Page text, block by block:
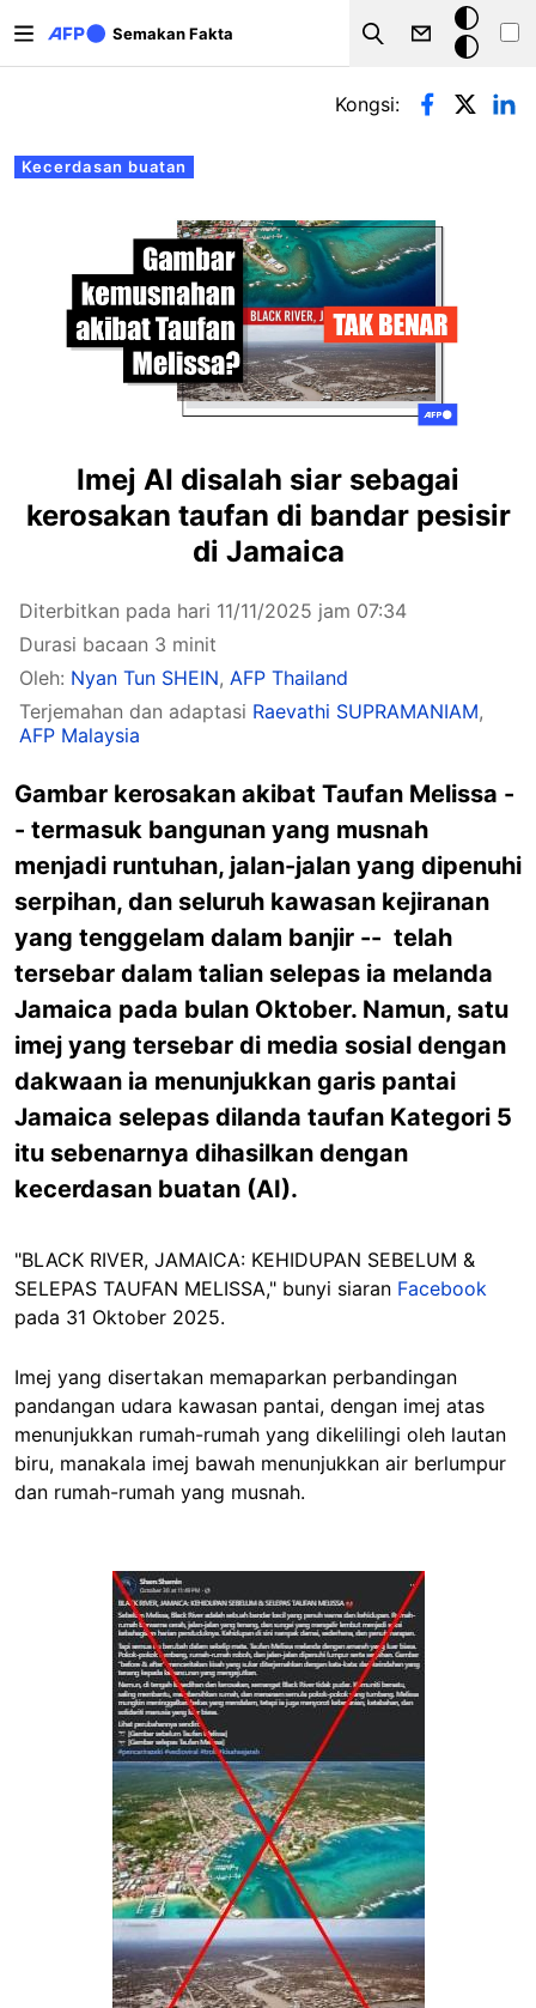
Semakan Fakta
Search
Mod
gelap
Tab-tab utama
Kecerdasan buatan
Kongsi:
Imej AI disalah siar sebagai
kerosakan taufan di bandar pesisir
di Jamaica
Diterbitkan pada hari 11/11/2025 jam 07:34
Durasi bacaan 3 minit
Oleh: Nyan Tun SHEIN, AFP Thailand
Terjemahan dan adaptasi Raevathi SUPRAMANIAM,
AFP Malaysia
Gambar kerosakan akibat Taufan Melissa -
- termasuk bangunan yang musnah
menjadi runtuhan, jalan-jalan yang dipenuhi
serpihan, dan seluruh kawasan kejiranan
yang tenggelam dalam banjir -- telah
tersebar dalam talian selepas ia melanda
Jamaica pada bulan Oktober. Namun, satu
imej yang tersebar di media sosial dengan
dakwaan ia menunjukkan garis pantai
Jamaica selepas dilanda taufan Kategori 5
itu sebenarnya dihasilkan dengan
kecerdasan buatan (AI).
"BLACK RIVER, JAMAICA: KEHIDUPAN SEBELUM &
SELEPAS TAUFAN MELISSA," bunyi siaran Facebook
pada 31 Oktober 2025.
Imej yang disertakan memaparkan perbandingan
pandangan udara kawasan pantai, dengan imej atas
menunjukkan rumah-rumah yang dikelilingi oleh lautan
biru, manakala imej bawah menunjukkan air berlumpur
dan rumah-rumah yang musnah.